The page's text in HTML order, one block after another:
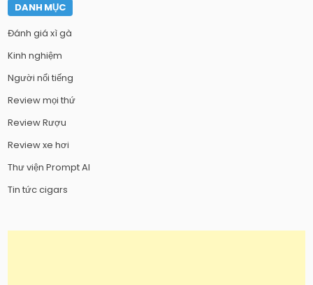
DANH MỤC
Đánh giá xì gà
Kinh nghiệm
Người nổi tiếng
Review mọi thứ
Review Rượu
Review xe hơi
Thư viện Prompt AI
Tin tức cigars